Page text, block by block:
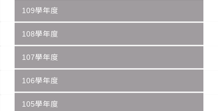
109學年度
108學年度
107學年度
106學年度
105學年度